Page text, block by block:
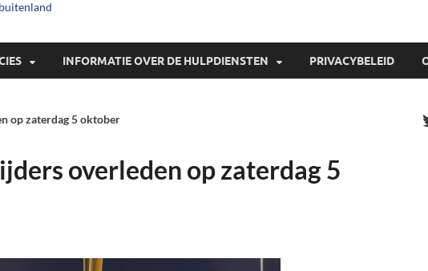
INFORMATIE OVER DE HULPDIENSTEN PRIVACYBELEID
op zaterdag 5 oktober
overleden op zaterdag 5